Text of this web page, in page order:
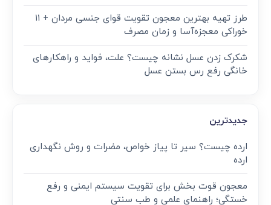
طرز تهیه بهترین معجون تقویت قوای جنسی مردان + ۱۱
خوراکی معجزه‌آسا و زمان مصرف
شکرک زدن عسل نشانه چیست؟ علت، فواید و راهکارهای
خانگی رفع رس بستن عسل
جدیدترین
ارده چیست؟ سیر تا پیاز خواص، مضرات و روش نگهداری
ارده
معجون قوت‌ بخش برای تقویت سیستم ایمنی و رفع
خستگی؛ راهنمای علمی و طب سنتی